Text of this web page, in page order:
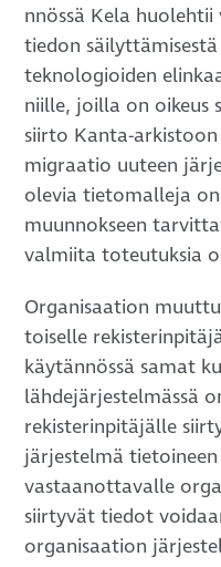
nnössä Kela huolehtii
tiedon
teknologioiden
niille, joilla on oikeus
siirto Kanta-
migraatio uuteen
olevia tietomalleja
muunnokseen
valmiita toteutuksia
Organisaation
toiselle
käytännössä samat
lähdejärjestelmässä
rekisterinpitäjälle
järjestelmä
vastaanottavalle
siirtyvät tiedot
organisaation